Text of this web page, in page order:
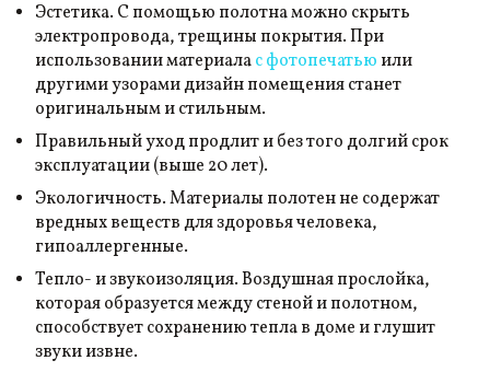
Эстетика. С помощью полотна можно скрыть
электропровода, трещины покрытия. При
использовании материалас фотопечатью или
другими узорами дизайн помещения станет
оригинальным и стильным.
Правильный уход продлит и без того долгий срок
эксплуатации (выше 20 лет).
Экологичность. Материалы полотен не содержат
вредных веществ для здоровья человека,
гипоаллергенные.
Тепло- и звукоизоляция. Воздушная прослойка,
которая образуется между стеной и полотном,
способствует сохранению тепла в доме и глушит
звуки извне.